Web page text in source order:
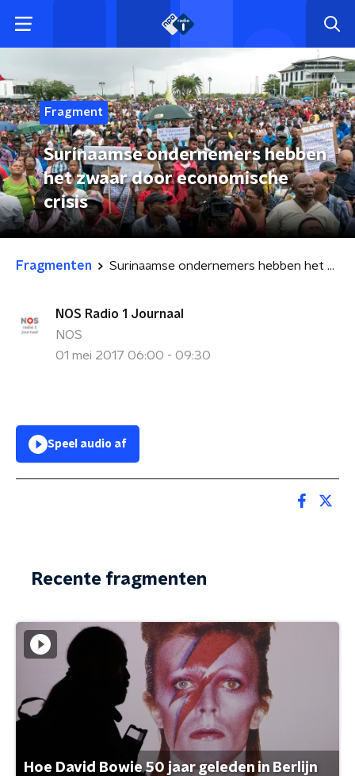
Fragment
Surinaamse ondernemers hebben
het zwaar door economische
crisis
Fragmenten Surinaamse ondernemers hebben het zwaar door economische crisis
NOS Radio 1 Journaal
NOS
01 mei 2017 06:00 - 09:30
Speel audio af
Recente fragmenten
Hoe David Bowie 50 jaar geleden in Berlijn